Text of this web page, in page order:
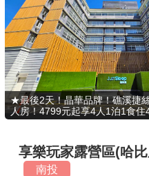
搜尋景點
好康優惠
最新消息
最新留言
★最後2天！晶華品牌！礁溪捷
人房！4799元起享4人1泊1食住
享樂玩家露營區(哈
南投